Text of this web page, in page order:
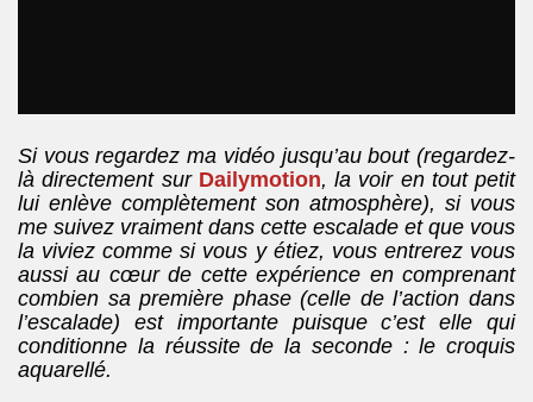
Si vous regardez ma vidéo jusqu’au bout (regardez-
là directement sur Dailymotion, la voir en tout petit
lui enlève complètement son atmosphère), si vous
me suivez vraiment dans cette escalade et que vous
la viviez comme si vous y étiez, vous entrerez vous
aussi au cœur de cette expérience en comprenant
combien sa première phase (celle de l’action dans
l’escalade) est importante puisque c’est elle qui
conditionne la réussite de la seconde : le croquis
aquarellé.